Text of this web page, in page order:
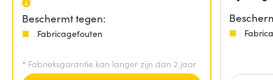
Beschermt tegen:
Fabricagefouten
* Fabrieksgarantie kan langer zijn dan 2 jaar